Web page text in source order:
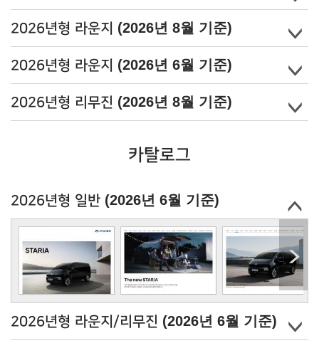
2026년형 라운지 (2026년 8월 기준)
2026년형 라운지 (2026년 6월 기준)
2026년형 리무진 (2026년 8월 기준)
카탈로그
2026년형 일반 (2026년 6월 기준)
2026년형 라운지/리무진 (2026년 6월 기준)